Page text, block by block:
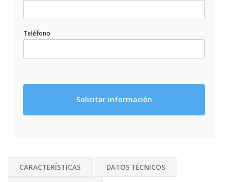
Teléfono
Solicitar información
CARACTERÍSTICAS DATOS TÉCNICOS